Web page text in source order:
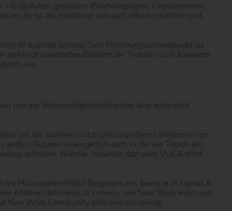
Gute Arbeit gestalten: Psychologisches Empowerment
Es ist als Hardcover wie auch eBook erhältlich und
of Applied Science. Sein Forschungsschwerpunkt ist
orientierten Büchern die Theorie nur in kleineren
ein.
rein der Vollständigkeit halber hier aber auch nicht
um die sozialen und psychologischen Funktionen von
Autoren unweigerlich auch in die vier Trends ein,
Wandel. Natürlich darf auch VUCA nicht
Philosophen Fritjof Bergmann ein, bevor er in Kapitel 6
Kriterien definieren zu können, wie New Work wirkt und
New Work Community sehr nebulös belegt.